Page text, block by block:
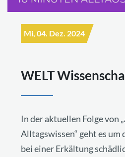
Mi, 04. Dez. 2024
WELT
In der aktuellen Folge von
Alltagswissen“ geht es um
bei einer Erkältung